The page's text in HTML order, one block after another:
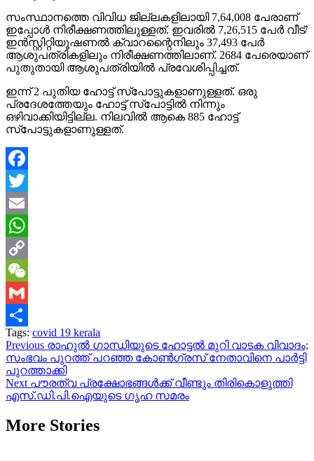
സംസ്ഥാനത്തെ വിവിധ ജില്ലകളിലായി 7,64,008 പേരാണ്
ഇപ്പോള്‍ നിരീക്ഷണത്തിലുള്ളത്. ഇവരില്‍ 7,26,515 പേര്‍ വീട്/
ഇന്‍സ്റ്റിറ്റിയൂഷണല്‍ ക്വാറന്റൈനിലും 37,493 പേര്‍
ആശുപത്രികളിലും നിരീക്ഷണത്തിലാണ്. 2684 പേരെയാണ്
പുതുതായി ആശുപത്രിയില്‍ പ്രവേശിപ്പിച്ചത്.
ഇന്ന് 2 പുതിയ ഹോട്ട് സ്‌പോട്ടുകളാണുള്ളത്. ഒരു
പ്രദേശത്തേയും ഹോട്ട് സ്‌പോട്ടില്‍ നിന്നും
ഒഴിവാക്കിയിട്ടില്ല. നിലവില്‍ ആകെ 885 ഹോട്ട്
സ്‌പോട്ടുകളാണുള്ളത്.
Facebook
Twitter
Email
WhatsApp
Copy
Link
WeChat
Gmail
Share
Tags: covid 19 kerala
Continue
Reading
Previous രാഹുൽ ഗാന്ധിയുടെ ഹോട്ടൽ മുറി വാടക വിവാദം;
സംഭവം പുറത്ത് പറഞ്ഞ കോൺഗ്രസ് നേതാവിനെ പാർട്ടി
പുറത്താക്കി
Next പൗരത്വ പ്രക്ഷോഭങ്ങൾക്ക് വീണ്ടും തിരികൊളുത്തി
എസ്.ഡി.പി.ഐയുടെ ഗൃഹ സമരം
More Stories